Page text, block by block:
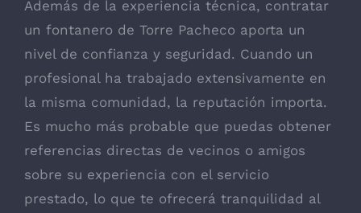
Además de la experiencia técnica, contratar
un fontanero de Torre Pacheco aporta un
nivel de confianza y seguridad. Cuando un
profesional ha trabajado extensivamente en
la misma comunidad, la reputación importa.
Es mucho más probable que puedas obtener
referencias directas de vecinos o amigos
sobre su experiencia con el servicio
prestado, lo que te ofrecerá tranquilidad al